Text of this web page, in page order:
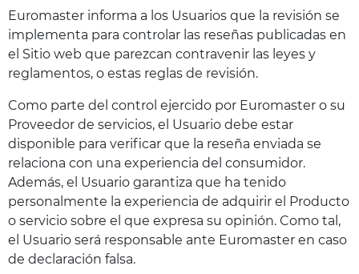
Euromaster informa a los Usuarios que la revisión se
implementa para controlar las reseñas publicadas en
el Sitio web que parezcan contravenir las leyes y
reglamentos, o estas reglas de revisión.
Como parte del control ejercido por Euromaster o su
Proveedor de servicios, el Usuario debe estar
disponible para verificar que la reseña enviada se
relaciona con una experiencia del consumidor.
Además, el Usuario garantiza que ha tenido
personalmente la experiencia de adquirir el Producto
o servicio sobre el que expresa su opinión. Como tal,
el Usuario será responsable ante Euromaster en caso
de declaración falsa.